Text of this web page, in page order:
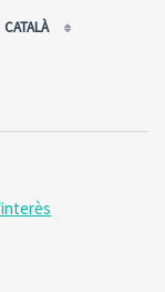
CATALÀ
ESPAÑOL
CATALÀ